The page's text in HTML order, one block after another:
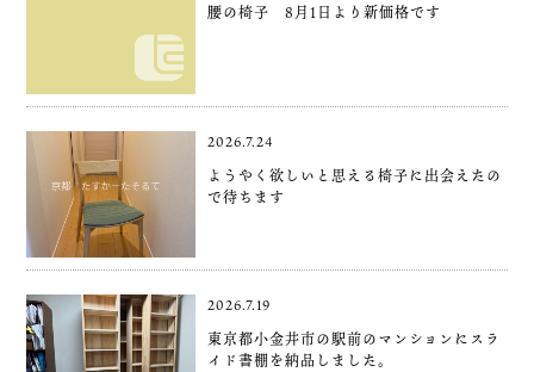
腰の椅子 8月1日より新価格です
2026.7.24
ようやく欲しいと思える椅子に出会えたの
で待ちます
2026.7.19
東京都小金井市の駅前のマンションにスラ
イド書棚を納品しました。